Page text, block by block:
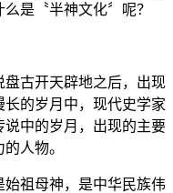
是〝半神文化〞呢？
古开天辟地之后，出现
的岁月中，现代史学家
说中的岁月，出现的主要
人物。
祖母神，是中华民族伟